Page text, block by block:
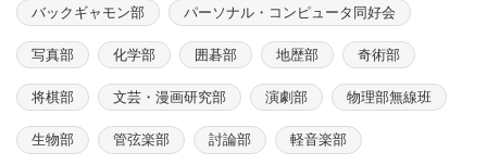
バックギャモン部 パーソナル・コンピュータ同好会
写真部 化学部 囲碁部 地歴部 奇術部
将棋部 文芸・漫画研究部 演劇部 物理部無線班
生物部 管弦楽部 討論部 軽音楽部